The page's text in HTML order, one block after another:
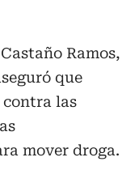
Ramos,
que
las
mover droga.